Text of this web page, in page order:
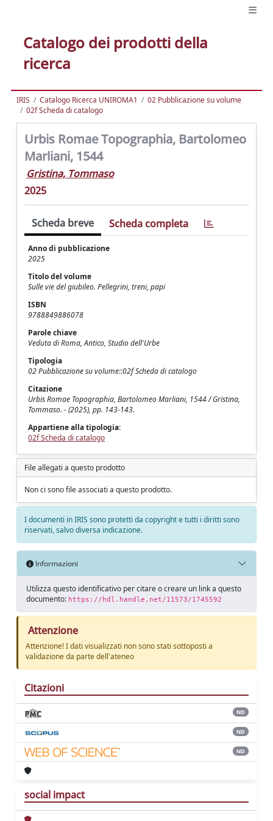
Catalogo dei prodotti della
ricerca
IRIS Catalogo Ricerca UNIROMA1
02 Pubblicazione su volume
02f Scheda di catalogo
Urbis Romae Topographia, Bartolomeo
Marliani, 1544
Gristina, Tommaso
2025
Scheda breve Scheda completa
Anno di pubblicazione
2025
Titolo del volume
Sulle vie del giubileo. Pellegrini, treni, papi
ISBN
9788849886078
Parole chiave
Veduta di Roma, Antico, Studio dell'Urbe
Tipologia
02 Pubblicazione su volume::02f Scheda di catalogo
Citazione
Urbis Romae Topographia, Bartolomeo Marliani, 1544 / Gristina,
Tommaso. - (2025), pp. 143-143.
Appartiene alla tipologia:
02f Scheda di catalogo
File allegati a questo prodotto
Non ci sono file associati a questo prodotto.
I documenti in IRIS sono protetti da copyright e tutti i diritti sono
riservati, salvo diversa indicazione.
Informazioni
Utilizza questo identificativo per citare o creare un link a questo
documento: https://hdl.handle.net/11573/1745592
Attenzione
Attenzione! I dati visualizzati non sono stati sottoposti a
validazione da parte dell'ateneo
Citazioni
ND
ND
ND
social impact